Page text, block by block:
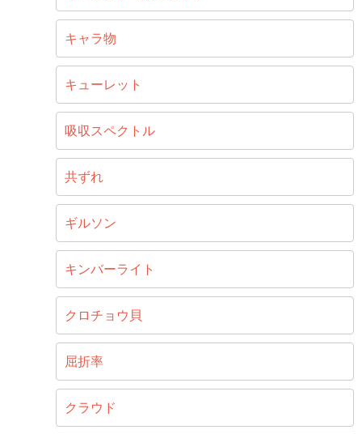
キャラ物
キューレット
吸収スペクトル
共ずれ
ギルソン
キンバーライト
クロチョウ貝
屈折率
クラウド